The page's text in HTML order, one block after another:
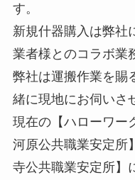
す。
新規什器購入は弊社
業者様とのコラボ業
弊社は運搬作業を賜
緒に現地にお伺いさ
現在の【ハローワー
河原公共職業安定所
寺公共職業安定所】